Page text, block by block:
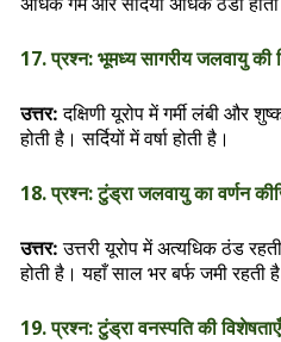
17. प्रश्न: भूमध्य सागरीय जलवायु की
उत्तर:दक्षिणी यूरोप में गर्मी लंबी और
होती है। सर्दियों में वर्षा होती है।
18. प्रश्न: टुंड्रा जलवायु का वर्णन
उत्तर: उत्तरी यूरोप में अत्यधिक ठंड
होती है। यहाँ साल भर बर्फ जमी रहती
19. प्रश्न: टुंड्रा वनस्पति की